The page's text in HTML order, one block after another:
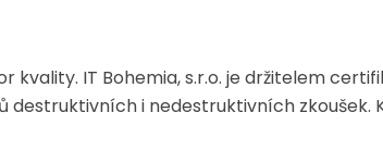
kvality. IT Bohemia, s.r.o. je držitelem
i nedestruktivních zkoušek.